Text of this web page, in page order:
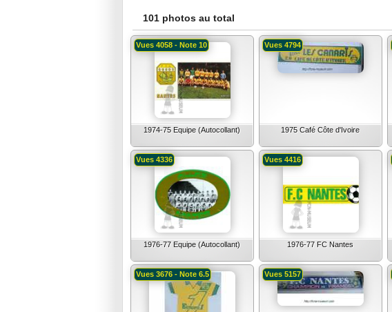
101 photos au total
1974-75 Equipe (Autocollant)
Vues 4058 - Note 10
1975 Café Côte d'Ivoire
Vues 4794
1976-77 Equipe (Autocollant)
Vues 4336
1976-77 FC Nantes
Vues 4416
Vues 3676 - Note 6.5 Vues 5157